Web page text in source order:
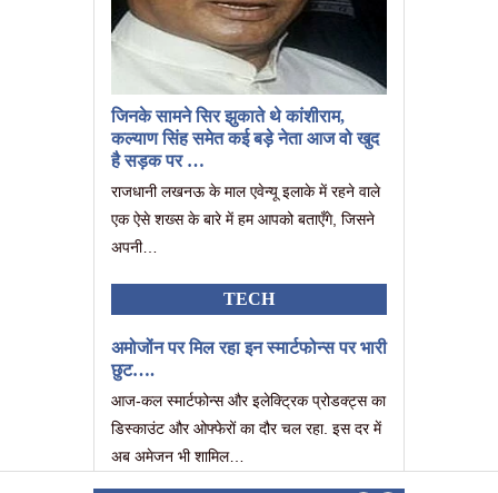
जिनके सामने सिर झुकाते थे कांशीराम,
कल्याण सिंह समेत कई बड़े नेता आज वो खुद
है सड़क पर …
राजधानी लखनऊ के माल एवेन्यू इलाके में रहने वाले
एक ऐसे शख्स के बारे में हम आपको बताएँगे, जिसने
अपनी…
TECH
अमोजोंन पर मिल रहा इन स्मार्टफोन्स पर भारी
छुट….
आज-कल स्मार्टफोन्स और इलेक्ट्रिक प्रोडक्ट्स का
डिस्काउंट और ओफ्फेरों का दौर चल रहा. इस दर में
अब अमेजन भी शामिल…